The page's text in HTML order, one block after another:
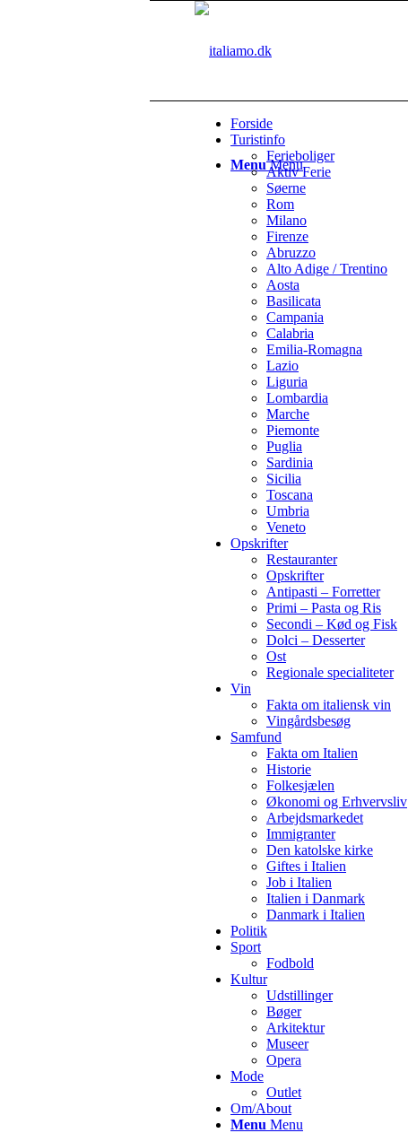
Menu Menu
Forside
Turistinfo
Ferieboliger
Aktiv Ferie
Søerne
Rom
Milano
Firenze
Abruzzo
Alto Adige / Trentino
Aosta
Basilicata
Campania
Calabria
Emilia-Romagna
Lazio
Liguria
Lombardia
Marche
Piemonte
Puglia
Sardinia
Sicilia
Toscana
Umbria
Veneto
Opskrifter
Restauranter
Opskrifter
Antipasti – Forretter
Primi – Pasta og Ris
Secondi – Kød og Fisk
Dolci – Desserter
Ost
Regionale specialiteter
Vin
Fakta om italiensk vin
Vingårdsbesøg
Samfund
Fakta om Italien
Historie
Folkesjælen
Økonomi og Erhvervsliv
Arbejdsmarkedet
Immigranter
Den katolske kirke
Giftes i Italien
Job i Italien
Italien i Danmark
Danmark i Italien
Politik
Sport
Fodbold
Kultur
Udstillinger
Bøger
Arkitektur
Museer
Opera
Mode
Outlet
Om/About
Menu Menu